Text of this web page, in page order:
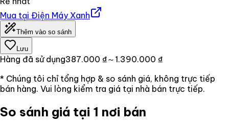
Mua tại Điện Máy Xanh
Thêm vào so sánh
Lưu
Hàng đã sử dụng387.000 ₫～1.390.000 ₫
* Chúng tôi chỉ tổng hợp & so sánh giá, không trực tiếp
bán hàng. Vui lòng kiểm tra giá tại nhà bán trực tiếp.
So sánh giá tại 1 nơi bán